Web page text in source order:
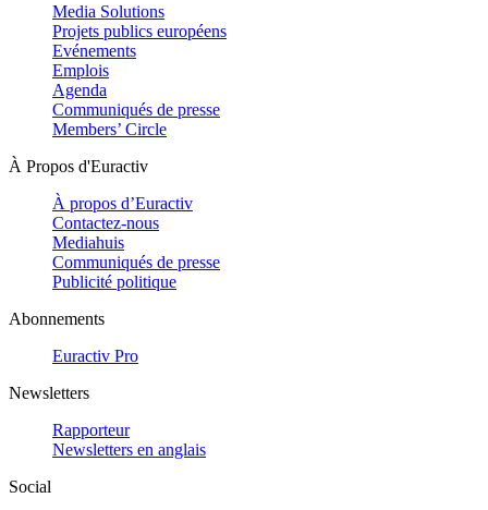
Media Solutions
Projets publics européens
Evénements
Emplois
Agenda
Communiqués de presse
Members’ Circle
À Propos d'Euractiv
À propos d’Euractiv
Contactez-nous
Mediahuis
Communiqués de presse
Publicité politique
Abonnements
Euractiv Pro
Newsletters
Rapporteur
Newsletters en anglais
Social